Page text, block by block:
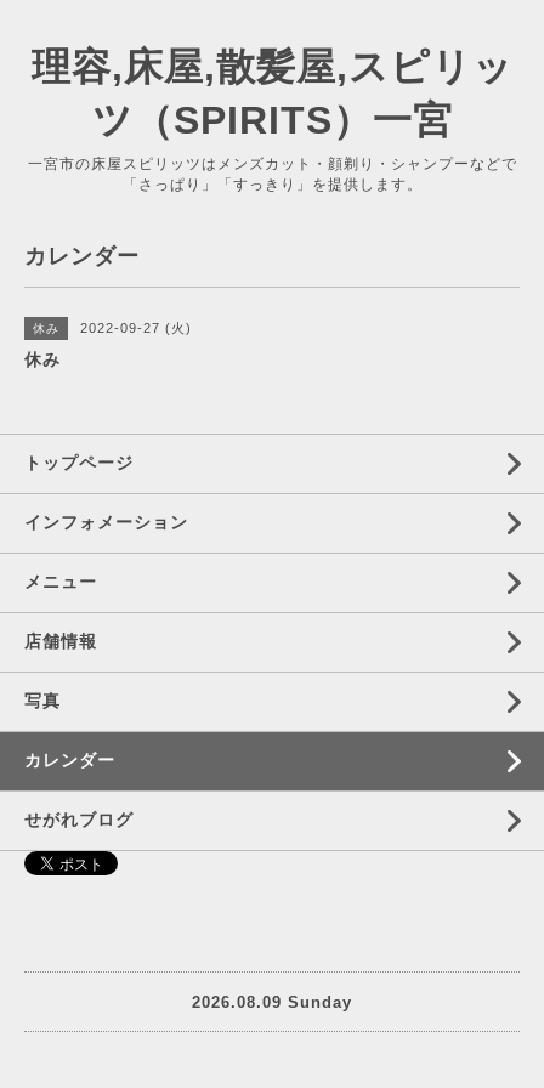
理容,床屋,散髪屋,スピリッ
ツ（SPIRITS）一宮
一宮市の床屋スピリッツはメンズカット・顔剃り・シャンプーなどで
「さっぱり」「すっきり」を提供します。
カレンダー
休み 2022-09-27 (火)
休み
トップページ
インフォメーション
メニュー
店舗情報
写真
カレンダー
せがれブログ
2026.08.09 Sunday